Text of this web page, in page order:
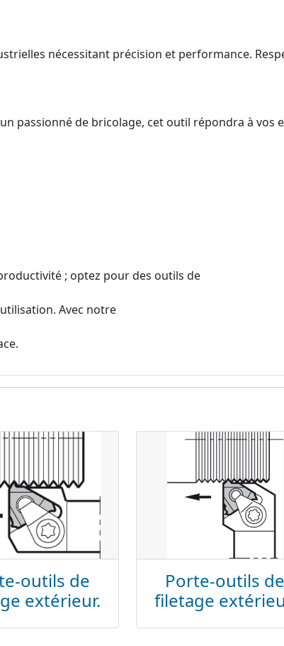
nécessitant précision et performance.
passionné de bricolage, cet outil répondra à vos
; optez pour des outils de
Avec notre
outils de
extérieur.
Porte-outils de
filetage